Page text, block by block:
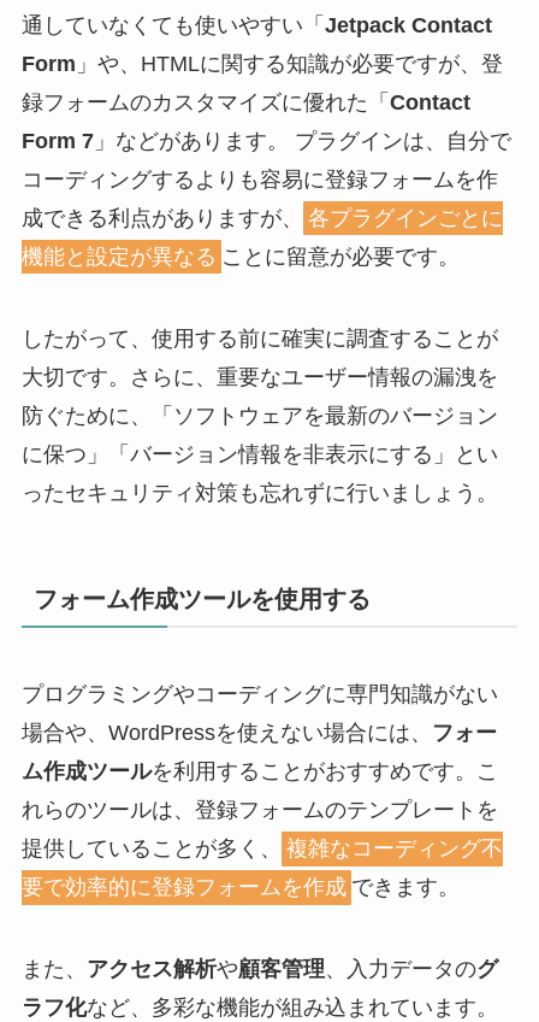
通していなくても使いやすい「 Jetpack Contact
Form 」や、HTMLに関する知識が必要ですが、登
録フォームのカスタマイズに優れた「 Contact
Form 7」などがあります。 プラグインは、自分で
コーディングするよりも容易に登録フォームを作
成できる利点がありますが、
各プラグインごとに
機能と設定が異なる ことに留意が必要です。
したがって、使用する前に確実に調査することが
大切です。さらに、重要なユーザー情報の漏洩を
防ぐために、「ソフトウェアを最新のバージョン
に保つ」「バージョン情報を非表示にする」とい
ったセキュリティ対策も忘れずに行いましょう。
フォーム作成ツールを使用する
プログラミングやコーディングに専門知識がない
場合や、WordPressを使えない場合には、
フォー
ム作成ツールを利用することがおすすめです。こ
れらのツールは、登録フォームのテンプレートを
提供していることが多く、
複雑なコーディング不
要で効率的に登録フォームを作成 できます。
また、 アクセス解析や顧客管理、入力データのグ
ラフ化など、多彩な機能が組み込まれています。